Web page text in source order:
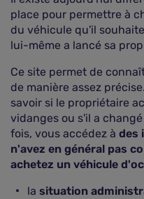
place pour permettre à
du véhicule qu'il
lui-même a lancé sa
Ce site permet de
de manière assez
savoir si le propriétaire
vidanges ou s'il a
fois, vous accédez à des
n'avez en général pas
achetez un véhicule
la situation